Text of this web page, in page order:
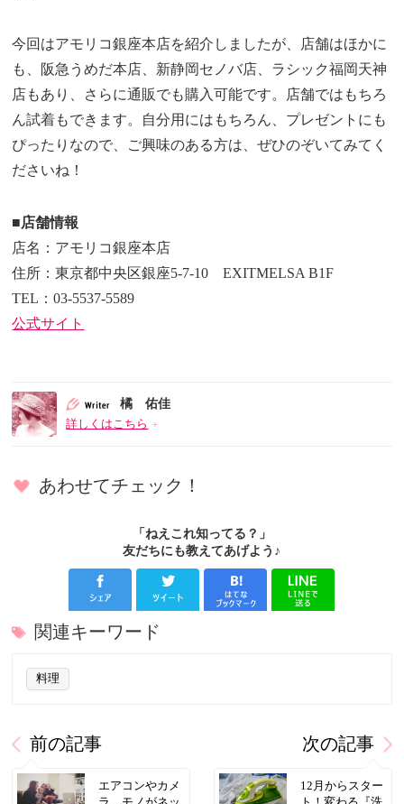
今回はアモリコ銀座本店を紹介しましたが、店舗はほかに
も、阪急うめだ本店、新静岡セノバ店、ラシック福岡天神
店もあり、さらに通販でも購入可能です。店舗ではもちろ
ん試着もできます。自分用にはもちろん、プレゼントにも
ぴったりなので、ご興味のある方は、ぜひのぞいてみてく
ださいね！
■店舗情報
店名：アモリコ銀座本店
住所：東京都中央区銀座5-7-10 EXITMELSA B1F
TEL：03-5537-5589
公式サイト
橘 佑佳
詳しくはこちら
あわせてチェック！
「ねえこれ知ってる？」
友だちにも教えてあげよう♪
関連キーワード
料理
前の記事
エアコンやカメ
次の記事
12月からスター